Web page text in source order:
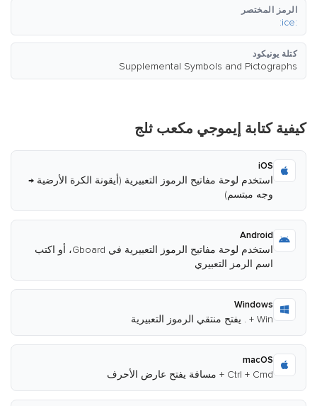
الرمز المختصر
:ice:
كتلة يونيكود
Supplemental Symbols and Pictographs
كيفية كتابة إيموجي مكعب ثلج
iOS
استخدم لوحة مفاتيح الرموز التعبيرية (أيقونة الكرة الأرضية →
وجه مبتسم)
Android
استخدم لوحة مفاتيح الرموز التعبيرية في Gboard، أو اكتب
اسم الرمز التعبيري
Windows
Win + . يفتح منتقي الرموز التعبيرية
macOS
Ctrl + Cmd + مسافة يفتح عارض الأحرف